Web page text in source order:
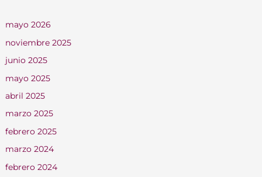
mayo 2026
noviembre 2025
junio 2025
mayo 2025
abril 2025
marzo 2025
febrero 2025
marzo 2024
febrero 2024